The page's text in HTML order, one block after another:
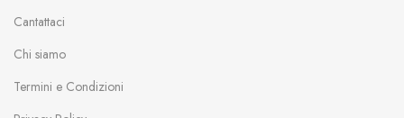
Cantattaci
Chi siamo
Termini e Condizioni